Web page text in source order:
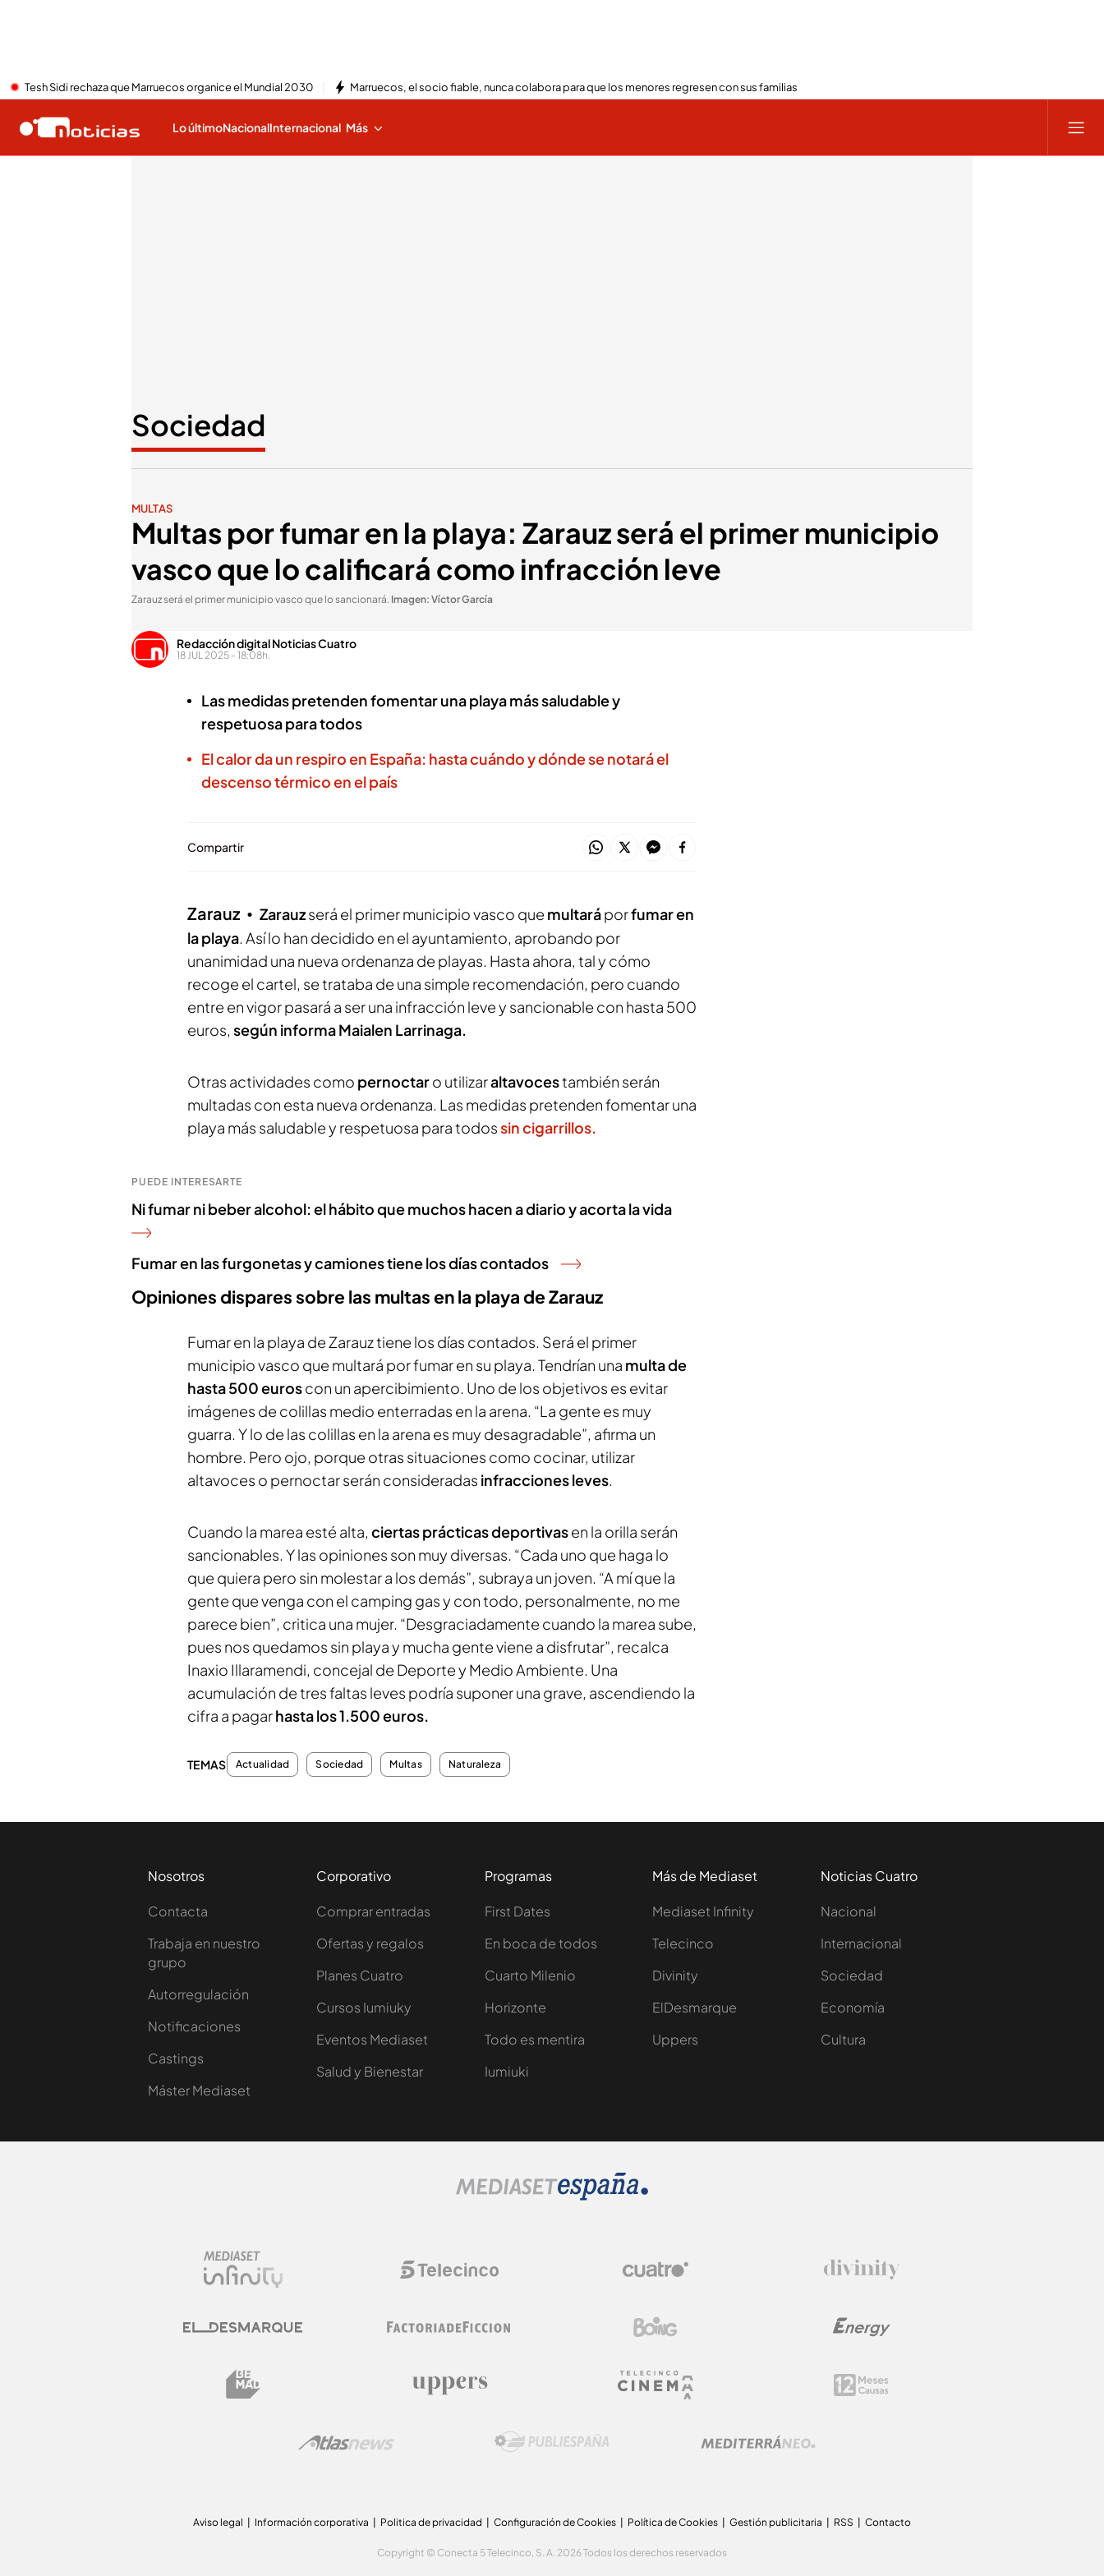
Tesh Sidi rechaza que Marruecos organice el Mundial 2030 Marruecos, el socio fiable, nunca colabora para que los menores regresen con sus familias
Lo últimoNacionalInternacional Más
Sociedad
MULTAS
Multas por fumar en la playa: Zarauz será el primer municipio
vasco que lo calificará como infracción leve
Zarauz será el primer municipio vasco que lo sancionará. Imagen: Víctor García
Redacción digital Noticias Cuatro
18 JUL 2025 - 18:08h.
Las medidas pretenden fomentar una playa más saludable y
respetuosa para todos
El calor da un respiro en España: hasta cuándo y dónde se notará el
descenso térmico en el país
Compartir
Zarauz Zarauzserá el primer municipio vasco que multaráporfumar en
la playa. Así lo han decidido en el ayuntamiento, aprobando por
unanimidad una nueva ordenanza de playas. Hasta ahora, tal y cómo
recoge el cartel, se trataba de una simple recomendación, pero cuando
entre en vigor pasará a ser una infracción leve y sancionable con hasta 500
euros, según informa Maialen Larrinaga.
Otras actividades como pernoctaro utilizaraltavocestambién serán
multadas con esta nueva ordenanza. Las medidas pretenden fomentar una
playa más saludable y respetuosa para todossin cigarrillos.
PUEDE INTERESARTE
Ni fumar ni beber alcohol: el hábito que muchos hacen a diario y acorta la vida
Fumar en las furgonetas y camiones tiene los días contados
Opiniones dispares sobre las multas en la playa de Zarauz
Fumar en la playa de Zarauz tiene los días contados. Será el primer
municipio vasco que multará por fumar en su playa. Tendrían una multa de
hasta 500 euroscon un apercibimiento. Uno de los objetivos es evitar
imágenes de colillas medio enterradas en la arena. “La gente es muy
guarra. Y lo de las colillas en la arena es muy desagradable”, afirma un
hombre. Pero ojo, porque otras situaciones como cocinar, utilizar
altavoces o pernoctar serán consideradas infracciones leves.
Cuando la marea esté alta, ciertas prácticas deportivasen la orilla serán
sancionables. Y las opiniones son muy diversas. “Cada uno que haga lo
que quiera pero sin molestar a los demás”, subraya un joven. “A mí que la
gente que venga con el camping gas y con todo, personalmente, no me
parece bien”, critica una mujer. “Desgraciadamente cuando la marea sube,
pues nos quedamos sin playa y mucha gente viene a disfrutar”, recalca
Inaxio Illaramendi, concejal de Deporte y Medio Ambiente. Una
acumulación de tres faltas leves podría suponer una grave, ascendiendo la
cifra a pagarhasta los 1.500 euros.
TEMAS Actualidad Sociedad Multas Naturaleza
Nosotros
Contacta
Trabaja en nuestro
grupo
Autorregulación
Notificaciones
Castings
Máster Mediaset
Corporativo
Comprar entradas
Ofertas y regalos
Planes Cuatro
Cursos Iumiuky
Eventos Mediaset
Salud y Bienestar
Programas
First Dates
En boca de todos
Cuarto Milenio
Horizonte
Todo es mentira
Iumiuki
Más de Mediaset
Mediaset Infinity
Telecinco
Divinity
ElDesmarque
Uppers
Noticias Cuatro
Nacional
Internacional
Sociedad
Economía
Cultura
Aviso legal Información corporativa Politica de privacidad Configuración de Cookies Política de Cookies Gestión publicitaria RSS Contacto
Copyright © Conecta 5 Telecinco, S. A. 2026 Todos los derechos reservados